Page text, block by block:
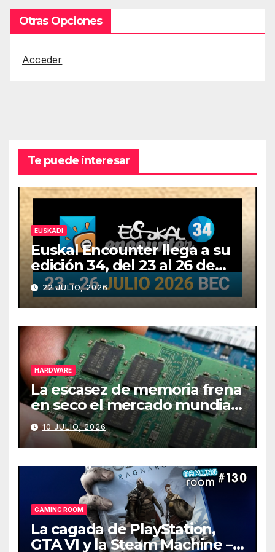
Otras Opciones
Acceder
Te puede interesar
EUSKADI
Euskal Encounter llega a su
edición 34, del 23 al 26 de
julio
22 JULIO, 2026
HARDWARE
La escasez de memoria frena
en seco el mercado mundial
de PCs
10 JULIO, 2026
GAMING ROOM
La cagada de PlayStation,
GTA VI y la Steam Machine –